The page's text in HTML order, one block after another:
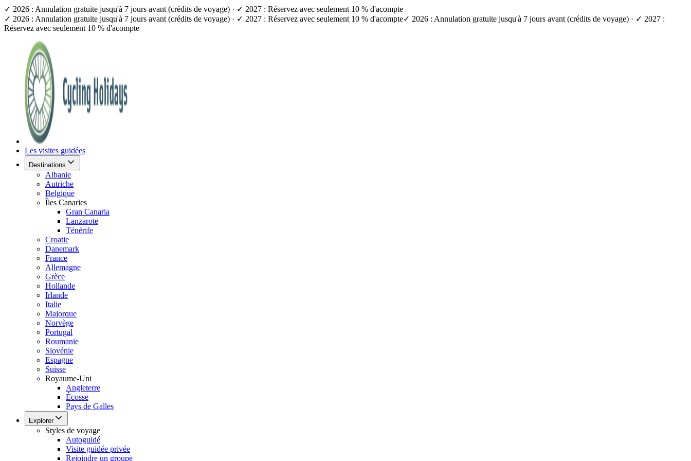
✓ 2026 : Annulation gratuite jusqu'à 7 jours avant (crédits de voyage) · ✓ 2027 : Réservez avec seulement 10 % d'acompte
✓ 2026 : Annulation gratuite jusqu'à 7 jours avant (crédits de voyage) · ✓ 2027 : Réservez avec seulement 10 % d'acompte✓ 2026 : Annulation gratuite jusqu'à 7 jours avant (crédits de voyage) · ✓ 2027 :
Réservez avec seulement 10 % d'acompte
Les visites guidées
Destinations
Albanie
Autriche
Belgique
Îles Canaries
Gran Canaria
Lanzarote
Ténérife
Croatie
Danemark
France
Allemagne
Grèce
Hollande
Irlande
Italie
Majorque
Norvège
Portugal
Roumanie
Slovénie
Espagne
Suisse
Royaume-Uni
Angleterre
Écosse
Pays de Galles
Explorer
Styles de voyage
Autoguidé
Visite guidée privée
Rejoindre un groupe